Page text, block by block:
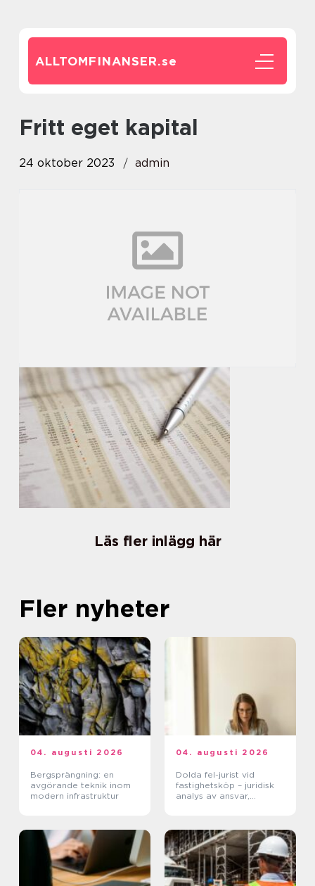
ALLTOMFINANSER.se
fritt eget kapital
24 oktober 2023 admin
Läs fler inlägg här
Fler nyheter
04. augusti 2026
Bergsprängning: en
avgörande teknik inom
modern infrastruktur
04. augusti 2026
Dolda fel-jurist vid
fastighetsköp – juridisk
analys av ansvar,